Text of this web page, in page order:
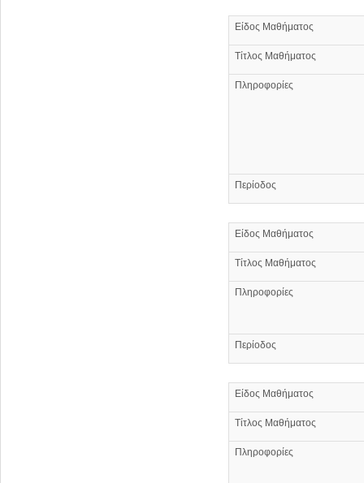
Είδος Μαθήματος
Τίτλος Μαθήματος
Πληροφορίες
Περίοδος
Είδος Μαθήματος
Τίτλος Μαθήματος
Πληροφορίες
Περίοδος
Είδος Μαθήματος
Τίτλος Μαθήματος
Πληροφορίες